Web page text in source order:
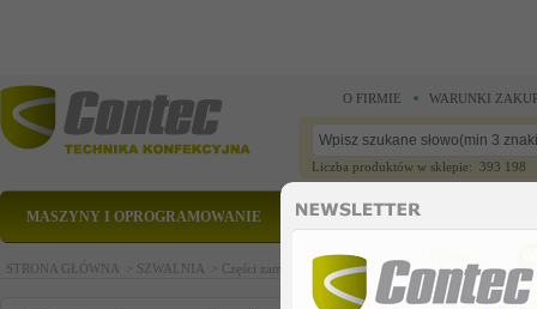
O FIRMIE WARUNKI
Liczba produktów w sklepie: 393 198
MASZYNY I OPROGRAMOWANIE CZĘŚCI ZAMIENNE
STRONA GŁÓWNA > SZWALNIA > Części zamienne do maszyn szwalniczych >Części